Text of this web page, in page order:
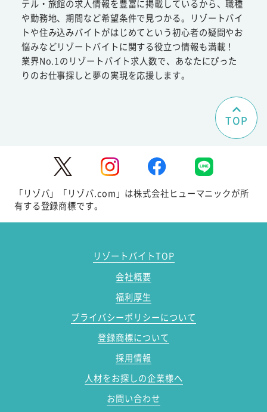
テル・旅館の求人情報を豊富に掲載しているから、職種
や勤務地、期間など希望条件で見つかる。リゾートバイ
トや住み込みバイトがはじめてという初心者の疑問やお
悩みなどリゾートバイトに関する役立つ情報も満載！
業界No.1のリゾートバイト求人数で、あなたにぴった
りのお仕事探しと夢の実現を応援します。
TOP
「リゾバ」「リゾバ.com」は株式会社ヒューマニックが所
有する登録商標です。
リゾートバイトTOP
会社概要
福利厚生
プライバシーポリシーについて
登録商標について
採用情報
人材をお探しの企業様へ
お問い合わせ